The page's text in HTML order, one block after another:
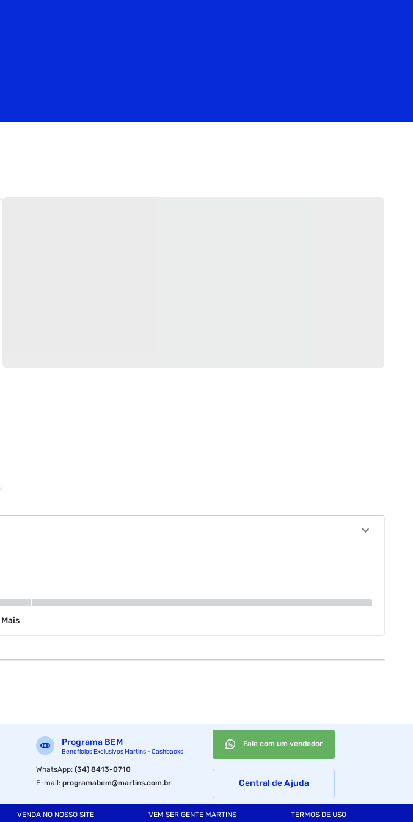
Mais
Programa BEM
Benefícios Exclusivos Martins - Cashbacks
WhatsApp:(34) 8413-0710
E-mail:programabem@martins.com.br
Fale com um vendedor
Central de Ajuda
VENDA NO NOSSO SITE VEM SER GENTE MARTINS TERMOS DE USO